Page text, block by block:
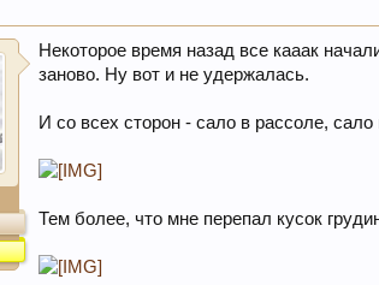
Некоторое время назад все кааак
заново. Ну вот и не удержалась.
И со всех сторон - сало в рассоле,
Тем более, что мне перепал кусок